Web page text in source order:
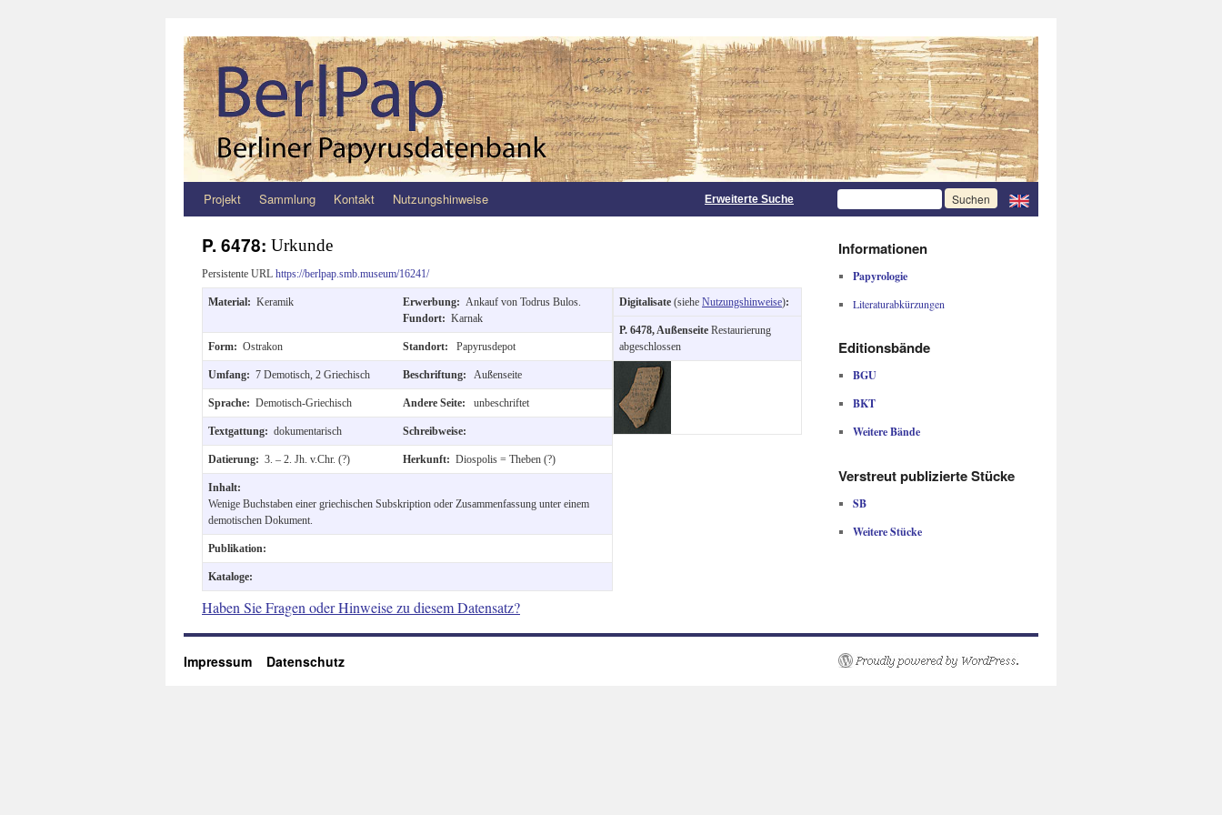
Zum
springen
Projekt Sammlung Kontakt Nutzungshinweise Erweiterte Suche
P. 6478: Urkunde
Persistente URL https://berlpap.smb.museum/16241/
Material: Keramik Erwerbung: Ankauf von Todrus Bulos.
Fundort: Karnak
Form: Ostrakon Standort: Papyrusdepot
Umfang: 7 Demotisch, 2 Griechisch Beschriftung: Außenseite
Sprache: Demotisch-Griechisch Andere Seite: unbeschriftet
Textgattung: dokumentarisch Schreibweise:
Datierung: 3. – 2. Jh. v.Chr. (?) Herkunft: Diospolis = Theben (?)
Inhalt:
Wenige Buchstaben einer griechischen Subskription oder Zusammenfassung unter einem
demotischen Dokument.
Publikation:
Kataloge:
Digitalisate (siehe Nutzungshinweise):
P. 6478, Außenseite Restaurierung
abgeschlossen
Haben Sie Fragen oder Hinweise zu diesem Datensatz?
Informationen
Papyrologie
Literaturabkürzungen
Editionsbände
BGU
BKT
Weitere Bände
Verstreut publizierte Stücke
SB
Weitere Stücke
Impressum Datenschutz